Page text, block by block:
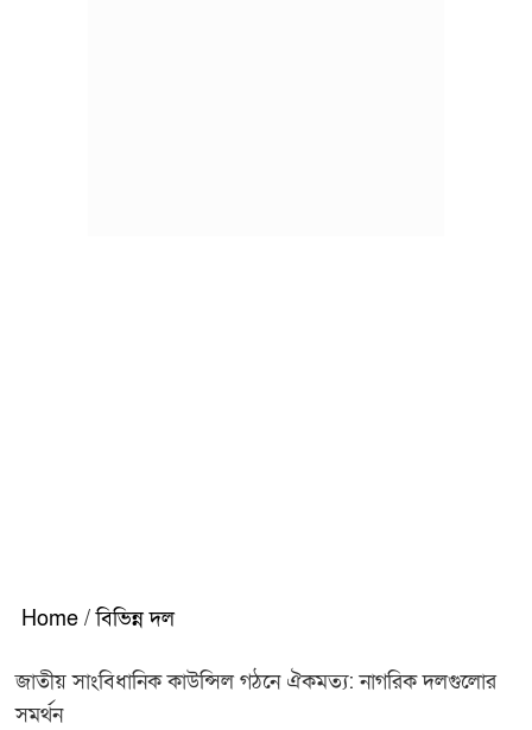
Home / বিভিন্ন দল
জাতীয় সাংবিধানিক কাউন্সিল গঠনে ঐকমত্য: নাগরিক দলগুলোর
সমর্থন